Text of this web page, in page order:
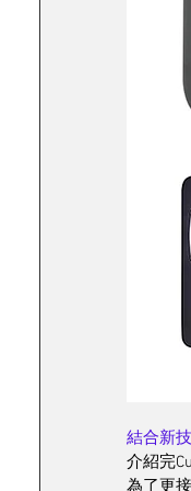
結合新
介紹完
為了更